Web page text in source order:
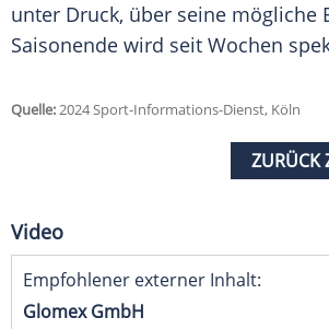
unter Druck, über seine mögliche
Saisonende wird seit Wochen
Quelle:2024 Sport-Informations-Dienst, Köln
ZURÜCK
Video
Empfohlener externer Inhalt:
Glomex GmbH